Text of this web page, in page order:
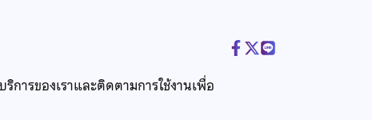
ารของเราและติดตามการใช้งานเพื่อ